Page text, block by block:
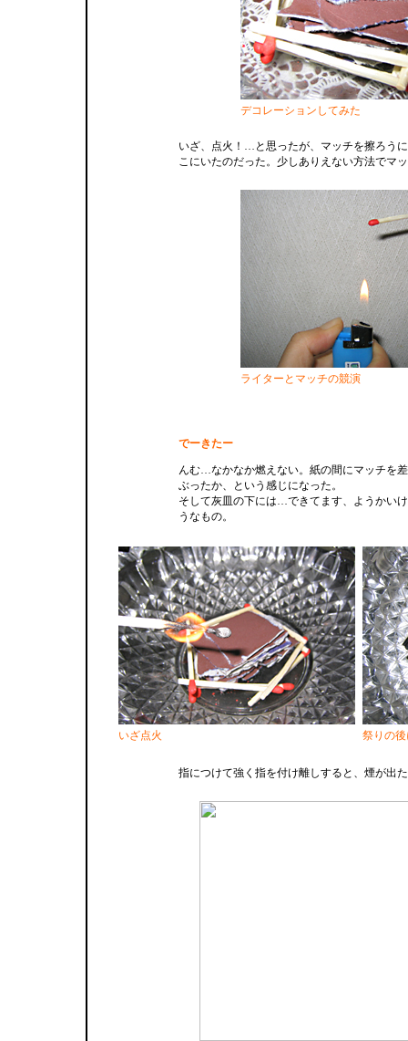
デコレーションしてみた
いざ、点火！…と思ったが、マッチを擦ろう
こにいたのだった。少しありえない方法でマ
ライターとマッチの競演
でーきたー
んむ…なかなか燃えない。紙の間にマッチを
ぶったか、という感じになった。
そして灰皿の下には…できてます、ようかい
うなもの。
いざ点火 祭りの
指につけて強く指を付け離しすると、煙が出